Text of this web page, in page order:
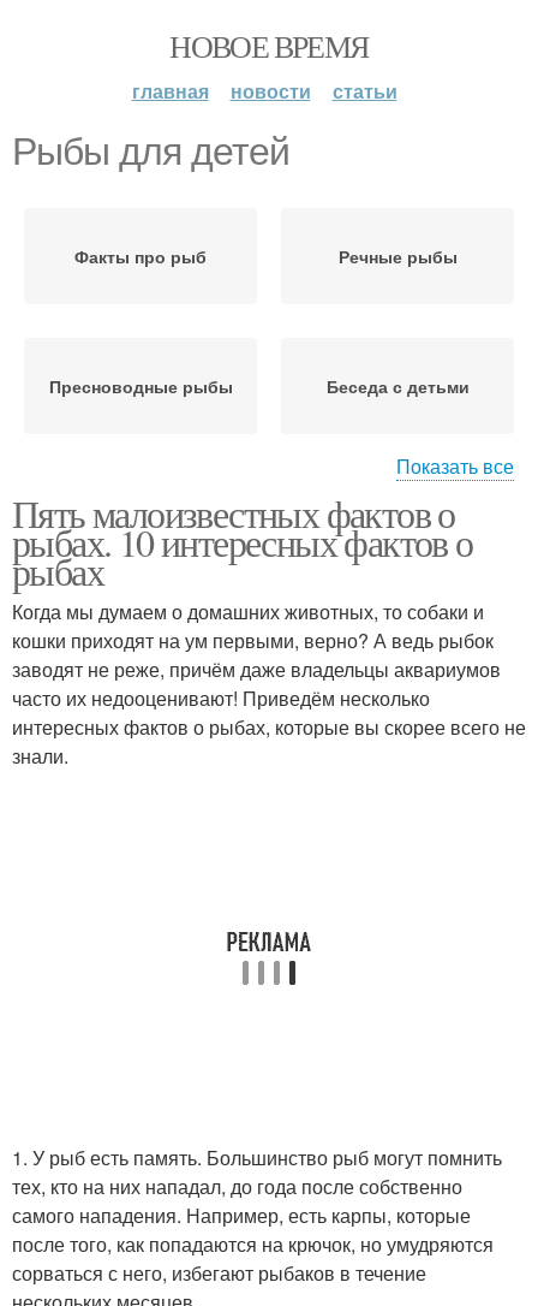
НОВОЕ ВРЕМЯ
главная новости статьи
Рыбы для детей
Факты про рыб Речные рыбы
Пресноводные рыбы Беседа с детьми
Необычные рыбы
Рыба в
подготовительной
группе
Разные рыбы Рыба на свете
Показать все
Пять малоизвестных фактов о
рыбах. 10 интересных фактов о
рыбах
Когда мы думаем о домашних животных, то собаки и
кошки приходят на ум первыми, верно? А ведь рыбок
заводят не реже, причём даже владельцы аквариумов
часто их недооценивают! Приведём несколько
интересных фактов о рыбах, которые вы скорее всего не
знали.
1. У рыб есть память. Большинство рыб могут помнить
тех, кто на них нападал, до года после собственно
самого нападения. Например, есть карпы, которые
после того, как попадаются на крючок, но умудряются
сорваться с него, избегают рыбаков в течение